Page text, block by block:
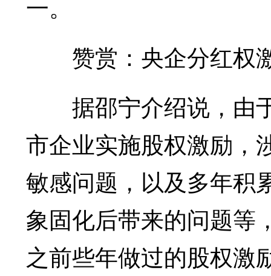
赞赏：央企分红权
据邵宁介绍说，由
市企业实施股权激励，
敏感问题，以及多年积
象固化后带来的问题等
之前些年做过的股权激